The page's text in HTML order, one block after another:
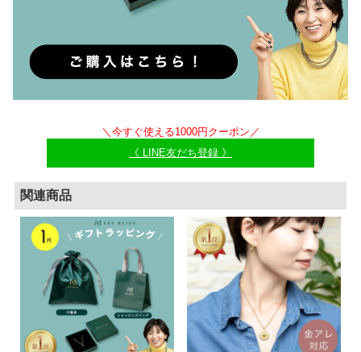
＼今すぐ使える1000円クーポン／
《 LINE友だち登録 》
関連商品